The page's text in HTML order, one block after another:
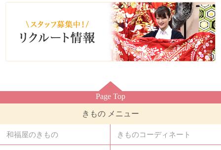
Page Top
きもの メニュー
和福屋のきもの きものコーディネート